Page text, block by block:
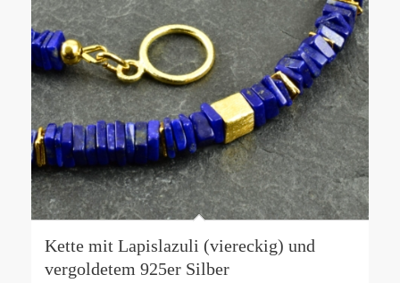
Kette mit Lapislazuli (viereckig) und
vergoldetem 925er Silber